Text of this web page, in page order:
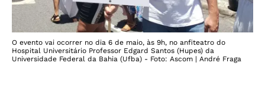
O evento vai ocorrer no dia 6 de maio, às 9h, no anfiteatro do
Hospital Universitário Professor Edgard Santos (Hupes) da
Universidade Federal da Bahia (Ufba) - Foto: Ascom | André Fraga